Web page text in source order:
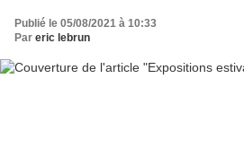
Publié le 05/08/2021 à 10:33
Par eric lebrun